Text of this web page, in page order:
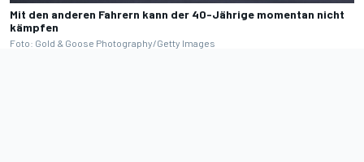
Mit den anderen Fahrern kann der 40-Jährige momentan nicht
kämpfen
Foto: Gold & Goose Photography/Getty Images